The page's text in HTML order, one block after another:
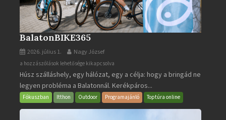
BalatonBIKE365
2026. július 1. Nagy József
BalatonBIKE365
bejegyzéshez
a hozzászólások lehetősége kikapcsolva
Húsz szálláshely, egy hálózat, egy a célja: hogy a bringád ne
legyen probléma a Balatonnál. Kerékpáros...
Fókuszban Itthon Outdoor Programajánló Toptúra online